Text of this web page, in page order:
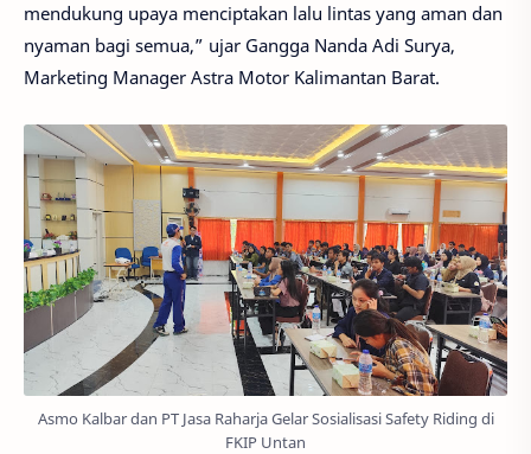
mendukung upaya menciptakan lalu lintas yang aman dan
nyaman bagi semua,” ujar Gangga Nanda Adi Surya,
Marketing Manager Astra Motor Kalimantan Barat.
Asmo Kalbar dan PT Jasa Raharja Gelar Sosialisasi Safety Riding di
FKIP Untan